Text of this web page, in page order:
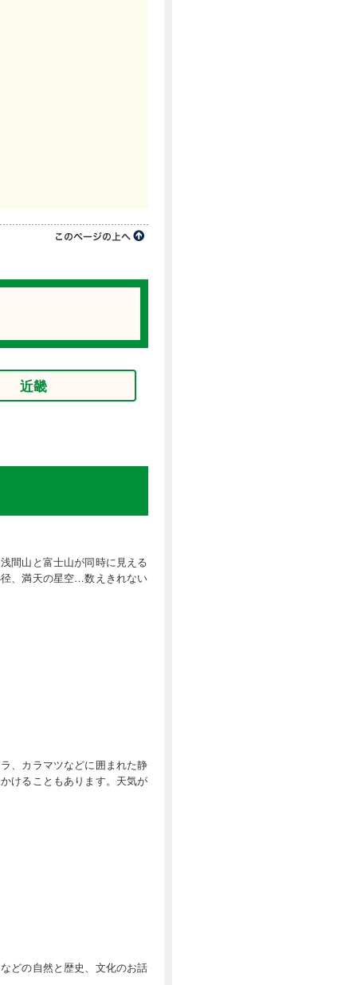
近畿
間山と富士山が同時に見える
、満天の星空…数えきれない
、カラマツなどに囲まれた静
けることもあります。天気が
どの自然と歴史、文化のお話